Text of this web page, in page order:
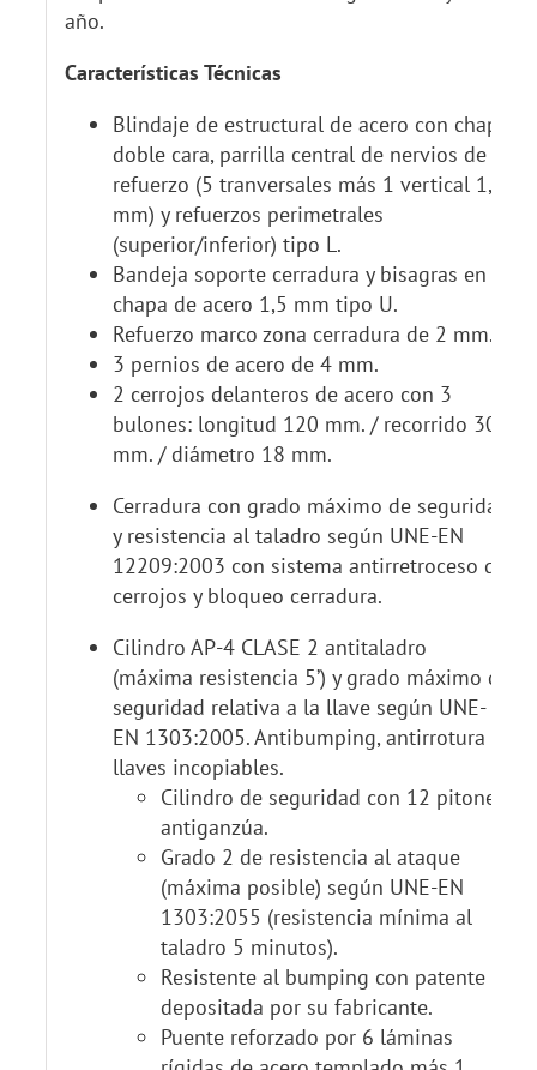
año.
Características Técnicas
Blindaje de estructural de acero con chapa
doble cara, parrilla central de nervios de
refuerzo (5 tranversales más 1 vertical 1,5
mm) y refuerzos perimetrales
(superior/inferior) tipo L.
Bandeja soporte cerradura y bisagras en
chapa de acero 1,5 mm tipo U.
Refuerzo marco zona cerradura de 2 mm.
3 pernios de acero de 4 mm.
2 cerrojos delanteros de acero con 3
bulones: longitud 120 mm. / recorrido 30
mm. / diámetro 18 mm.
Cerradura con grado máximo de seguridad
y resistencia al taladro según UNE-EN
12209:2003 con sistema antirretroceso de
cerrojos y bloqueo cerradura.
Cilindro AP-4 CLASE 2 antitaladro
(máxima resistencia 5’) y grado máximo de
seguridad relativa a la llave según UNE-
EN 1303:2005. Antibumping, antirrotura y
llaves incopiables.
Cilindro de seguridad con 12 pitones
antiganzúa.
Grado 2 de resistencia al ataque
(máxima posible) según UNE-EN
1303:2055 (resistencia mínima al
taladro 5 minutos).
Resistente al bumping con patente
depositada por su fabricante.
Puente reforzado por 6 láminas